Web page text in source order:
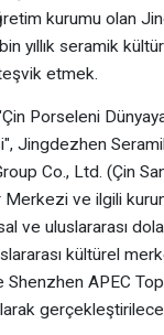
kurumu olan
yıllık seramik
teşvik etmek.
Porseleni
Jingdezhen
Co., Ltd. (Çin
ve ilgili
ve uluslararası
kültürel
APEC